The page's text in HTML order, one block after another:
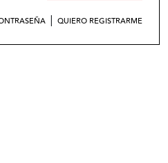
| QUIERO REGISTRARME